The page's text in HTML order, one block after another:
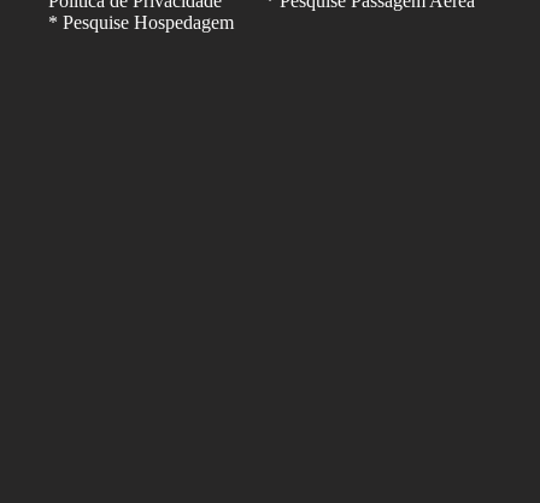
* Pesquise Hospedagem